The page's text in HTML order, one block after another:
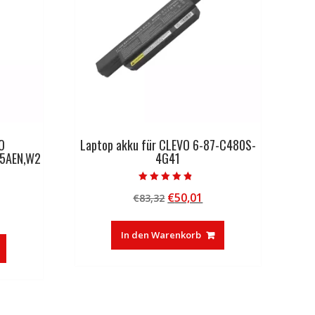
Laptop akku für CLEVO 6-87-C480S-
4G41
4.50
von 5
€83,32 Ursprünglicher
war:
€83,32
€50,01
ist:
€50,01.
In den Warenkorb